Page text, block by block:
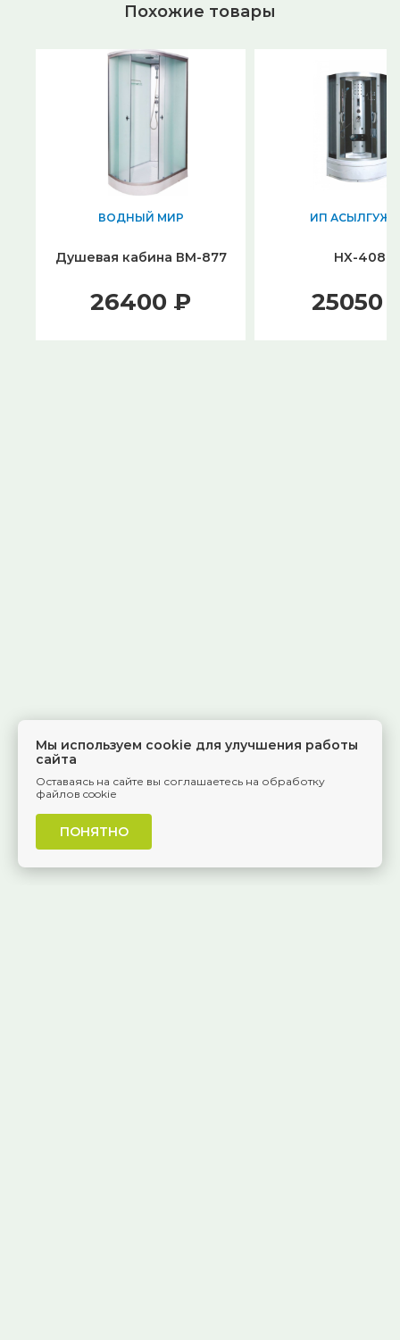
Похожие товары
ВОДНЫЙ МИР
Душевая кабина ВМ-877
26400 ₽
ИП
HX-408
25050
Мы используем cookie для улучшения работы
сайта
Оставаясь на сайте вы соглашаетесь на обработку
файлов cookie
ПОНЯТНО